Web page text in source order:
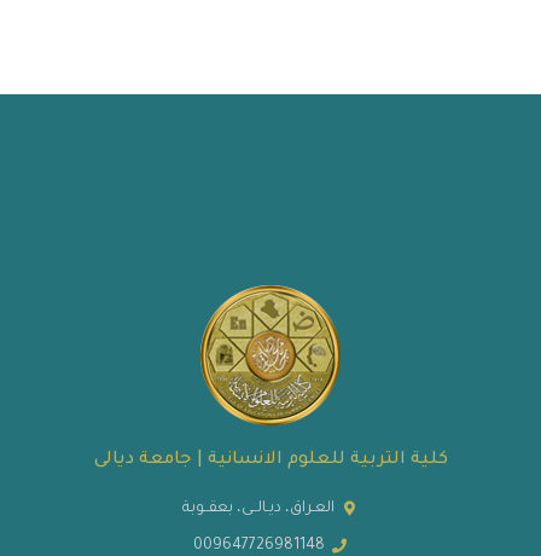
كلية التربية للعلوم الانسانية | جامعة ديالى
العـراق، ديـالــى، بعقــوبة
009647726981148